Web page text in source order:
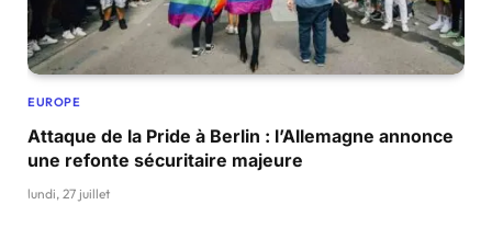
EUROPE
Attaque de la Pride à Berlin : l’Allemagne annonce
une refonte sécuritaire majeure
lundi, 27 juillet